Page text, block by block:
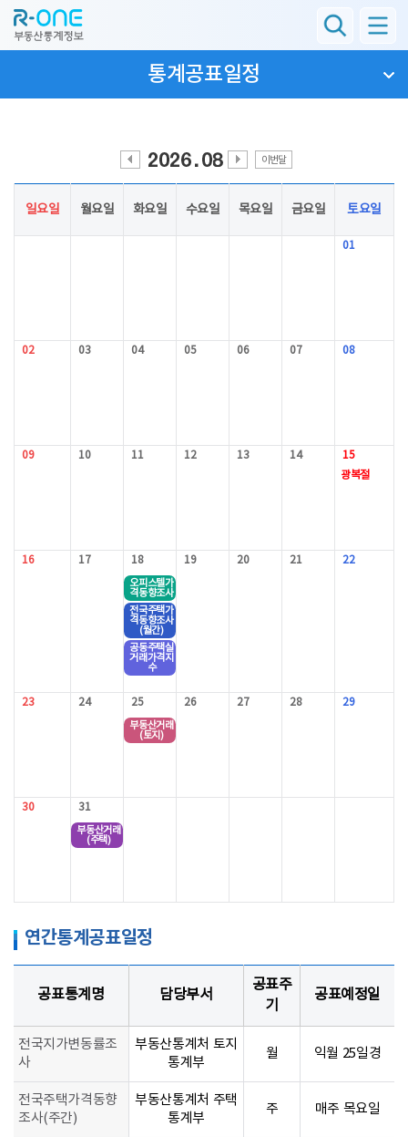
통계공표일정
이
다
이번달
일요일 월요일 화요일 수요일 목요일 금요일 토요일
01
02 03 04 05 06 07 08
09 10 11 12 13 14
15
광복절
16 17
18
오피스텔가
격동향조사
전국주택가
격동향조사
(월간)
공동주택실
거래가격지
수
19 20 21 22
23 24
25
부동산거래
(토지)
26 27 28 29
30
31
부동산거래
(주택)
연간통계공표일정
공표통계명 담당부서
공표주
기
공표예정일
전국지가변동률조
사
부동산통계처 토지
통계부
월 익월 25일경
전국주택가격동향
조사(주간)
부동산통계처 주택
통계부
주 매주 목요일